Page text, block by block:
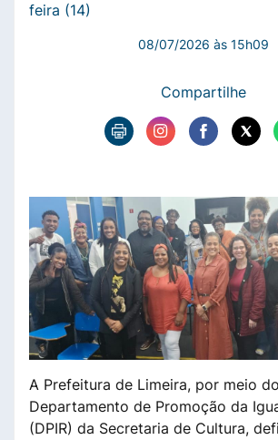
feira (14)
08/07/2026 às 15h09
Compartilhe
A Prefeitura de Limeira, por meio do
Departamento de Promoção da
(DPIR) da Secretaria de Cultura,